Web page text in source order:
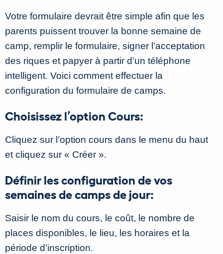
Votre formulaire devrait être simple afin que les
parents puissent trouver la bonne semaine de
camp, remplir le formulaire, signer l’acceptation
des riques et papyer à partir d’un téléphone
intelligent. Voici comment effectuer la
configuration du formulaire de camps.
Choisissez l’option Cours:
Cliquez sur l’option cours dans le menu du haut
et cliquez sur « Créer ».
Définir les configuration de vos
semaines de camps de jour:
Saisir le nom du cours, le coût, le nombre de
places disponibles, le lieu, les horaires et la
période d’inscription.